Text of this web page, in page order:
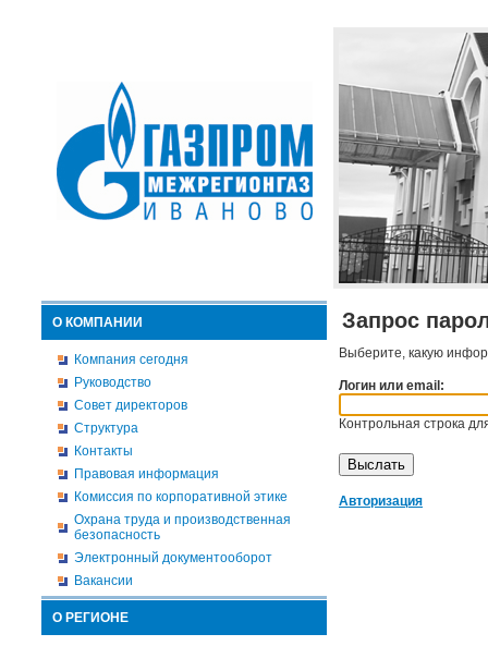
О КОМПАНИИ
Компания сегодня
Руководство
Совет директоров
Структура
Контакты
Правовая информация
Комиссия по корпоративной этике
Охрана труда и производственная
безопасность
Электронный документооборот
Вакансии
О РЕГИОНЕ
Запрос
Выберите, какую
Логин или email:
Контрольная строка
Авторизация